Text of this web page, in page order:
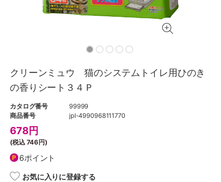
クリーンミュウ 猫のシステムトイレ用ひのき
の香りシート３４Ｐ
カタログ番号
99999
商品番号
jpl-4990968111770
678円
(税込746円)
6ポイント
お気に入りに登録する